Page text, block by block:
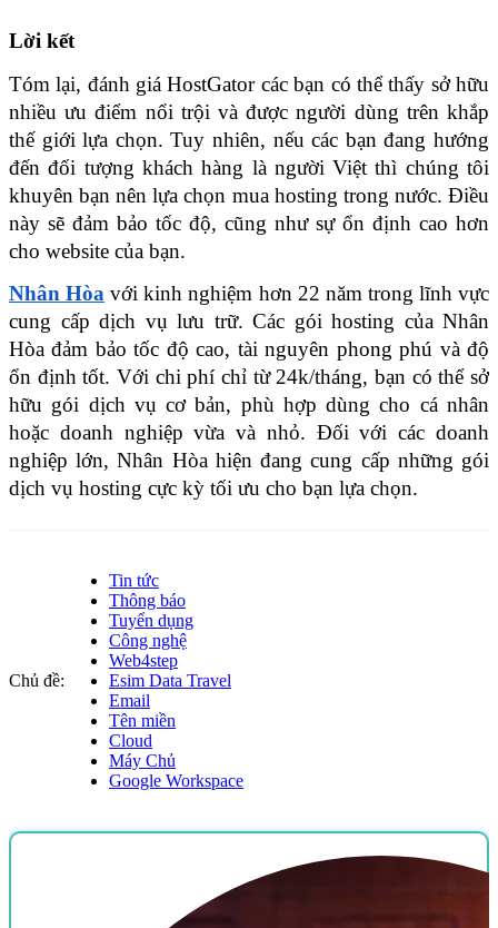
Lời kết
Tóm lại, đánh giá HostGator các bạn có thể thấy sở hữu
nhiều ưu điểm nổi trội và được người dùng trên khắp
thế giới lựa chọn. Tuy nhiên, nếu các bạn đang hướng
đến đối tượng khách hàng là người Việt thì chúng tôi
khuyên bạn nên lựa chọn mua hosting trong nước. Điều
này sẽ đảm bảo tốc độ, cũng như sự ổn định cao hơn
cho website của bạn.
Nhân Hòa với kinh nghiệm hơn 22 năm trong lĩnh vực
cung cấp dịch vụ lưu trữ. Các gói hosting của Nhân
Hòa đảm bảo tốc độ cao, tài nguyên phong phú và độ
ổn định tốt. Với chi phí chỉ từ 24k/tháng, bạn có thể sở
hữu gói dịch vụ cơ bản, phù hợp dùng cho cá nhân
hoặc doanh nghiệp vừa và nhỏ. Đối với các doanh
nghiệp lớn, Nhân Hòa hiện đang cung cấp những gói
dịch vụ hosting cực kỳ tối ưu cho bạn lựa chọn.
Chủ đề:
Tin tức
Thông báo
Tuyển dụng
Công nghệ
Web4step
Esim Data Travel
Email
Tên miền
Cloud
Máy Chủ
Google Workspace